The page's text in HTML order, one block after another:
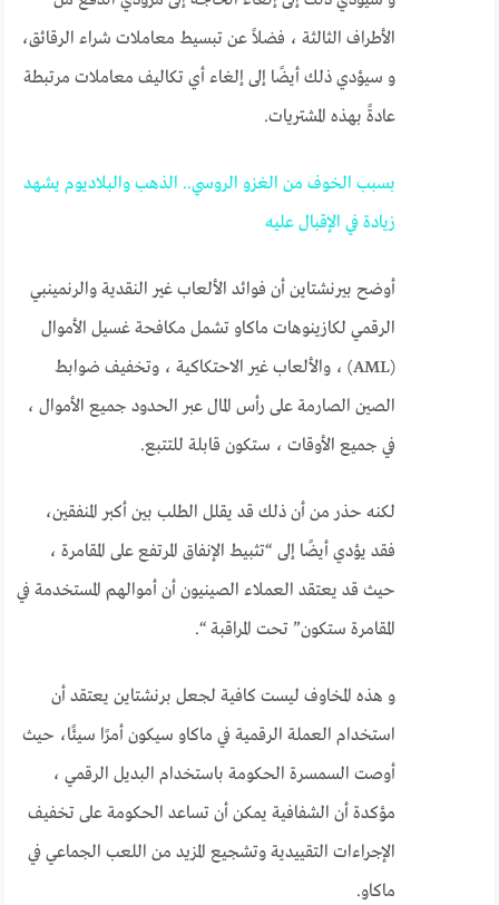
الأطراف الثالثة ، فضلاً عن تبسيط معاملات شراء الرقائق،
و سيؤدي ذلك أيضًا إلى إلغاء أي تكاليف معاملات مرتبطة
عادةً بهذه المشتريات.
بسبب الخوف من الغزو الروسي.. الذهب والبلاديوم يشهد
زيادة في الإقبال عليه
أوضح بيرنشتاين أن فوائد الألعاب غير النقدية والرنمينبي
الرقمي لكازينوهات ماكاو تشمل مكافحة غسيل الأموال
(AML) ، والألعاب غير الاحتكاكية ، وتخفيف ضوابط
الصين الصارمة على رأس المال عبر الحدود جميع الأموال ،
في جميع الأوقات ، ستكون قابلة للتتبع.
لكنه حذر من أن ذلك قد يقلل الطلب بين أكبر المنفقين،
فقد يؤدي أيضًا إلى “تثبيط الإنفاق المرتفع على المقامرة ،
حيث قد يعتقد العملاء الصينيون أن أموالهم المستخدمة في
المقامرة ستكون” تحت المراقبة “.
و هذه المخاوف ليست كافية لجعل برنشتاين يعتقد أن
استخدام العملة الرقمية في ماكاو سيكون أمرًا سيئًا، حيث
أوصت السمسرة الحكومة باستخدام البديل الرقمي ،
مؤكدة أن الشفافية يمكن أن تساعد الحكومة على تخفيف
الإجراءات التقييدية وتشجيع المزيد من اللعب الجماعي في
ماكاو.